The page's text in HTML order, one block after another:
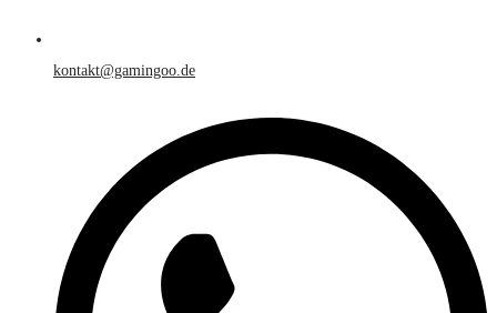
kontakt@gamingoo.de